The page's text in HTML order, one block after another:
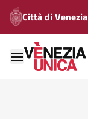
Città di Venezia